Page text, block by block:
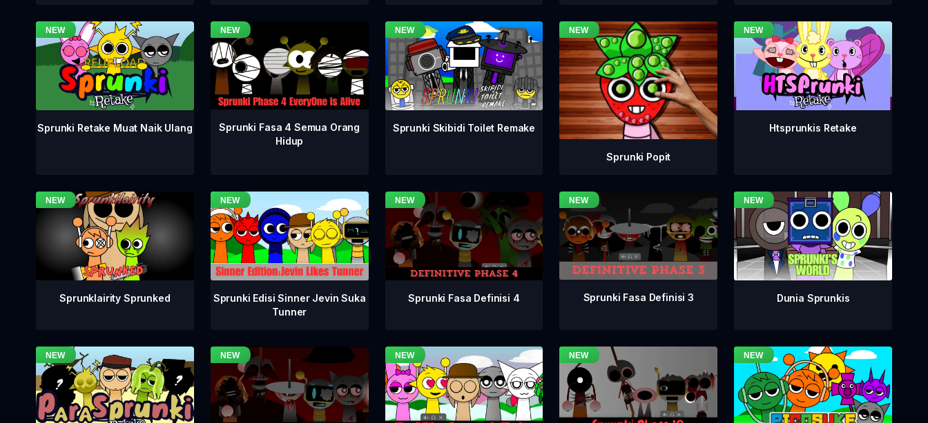
Sprunki Retake Muat Naik Ulang
Sprunki Fasa 4 Semua Orang
Hidup
Sprunki Skibidi Toilet Remake
Sprunki Popit
Htsprunkis Retake
Sprunklairity Sprunked
Sprunki Edisi Sinner Jevin Suka
Tunner
Sprunki Fasa Definisi 4 Sprunki Fasa Definisi 3 Dunia Sprunkis